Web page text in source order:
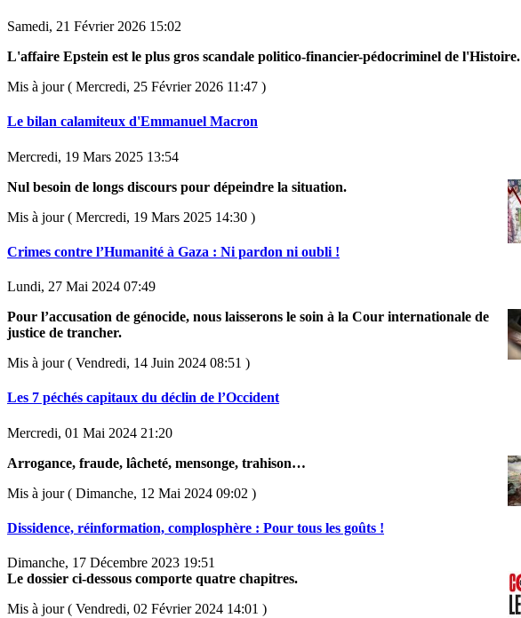
Samedi, 21 Février 2026 15:02
L'affaire Epstein est le plus gros scandale politico-financier-pédocriminel de l'Histoire.
Mis à jour ( Mercredi, 25 Février 2026 11:47 )
Le bilan calamiteux d'Emmanuel Macron
Mercredi, 19 Mars 2025 13:54
Nul besoin de longs discours pour dépeindre la situation.
Mis à jour ( Mercredi, 19 Mars 2025 14:30 )
Crimes contre l’Humanité à Gaza : Ni pardon ni oubli !
Lundi, 27 Mai 2024 07:49
Pour l’accusation de génocide, nous laisserons le soin à la Cour internationale de
justice de trancher.
Mis à jour ( Vendredi, 14 Juin 2024 08:51 )
Les 7 péchés capitaux du déclin de l’Occident
Mercredi, 01 Mai 2024 21:20
Arrogance, fraude, lâcheté, mensonge, trahison…
Mis à jour ( Dimanche, 12 Mai 2024 09:02 )
Dissidence, réinformation, complosphère : Pour tous les goûts !
Dimanche, 17 Décembre 2023 19:51
Le dossier ci-dessous comporte quatre chapitres.
Mis à jour ( Vendredi, 02 Février 2024 14:01 )